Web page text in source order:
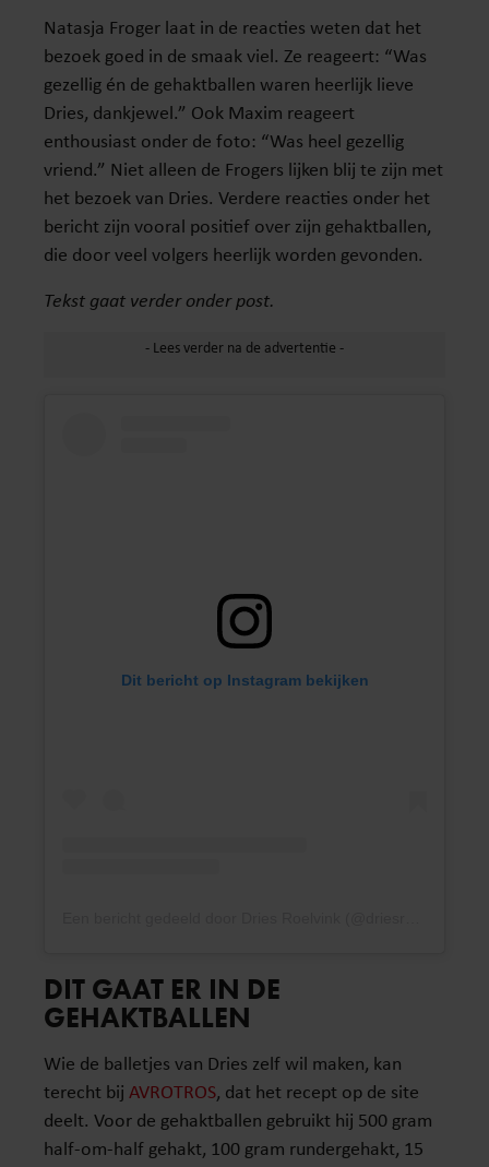
Natasja Froger laat in de reacties weten dat het
bezoek goed in de smaak viel. Ze reageert: “Was
gezellig én de gehaktballen waren heerlijk lieve
Dries, dankjewel.” Ook Maxim reageert
enthousiast onder de foto: “Was heel gezellig
vriend.” Niet alleen de Frogers lijken blij te zijn met
het bezoek van Dries. Verdere reacties onder het
bericht zijn vooral positief over zijn gehaktballen,
die door veel volgers heerlijk worden gevonden.
Tekst gaat verder onder post.
Dit bericht op Instagram bekijken
DIT GAAT ER IN DE
GEHAKTBALLEN
Wie de balletjes van Dries zelf wil maken, kan
terecht bij AVROTROS, dat het recept op de site
deelt. Voor de gehaktballen gebruikt hij 500 gram
half-om-half gehakt, 100 gram rundergehakt, 15